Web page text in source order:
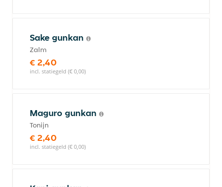
Sake gunkan
Zalm
€ 2,40
incl. statiegeld (€ 0,00)
Maguro gunkan
Tonijn
€ 2,40
incl. statiegeld (€ 0,00)